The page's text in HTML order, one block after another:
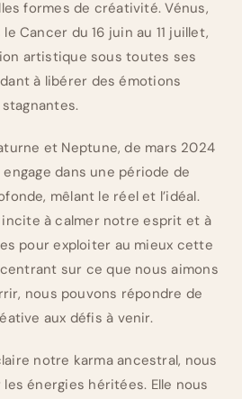
formes de créativité. Vénus,
Cancer du 16 juin au 11 juillet,
artistique sous toutes ses
à libérer des émotions
stagnantes.
et Neptune, de mars 2024
engage dans une période de
mêlant le réel et l’idéal.
à calmer notre esprit et à
pour exploiter au mieux cette
sur ce que nous aimons
nous pouvons répondre de
aux défis à venir.
notre karma ancestral, nous
énergies héritées. Elle nous